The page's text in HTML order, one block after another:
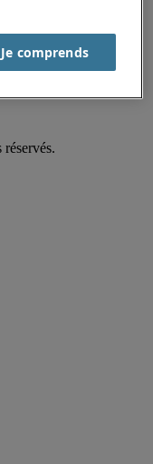
Je comprends